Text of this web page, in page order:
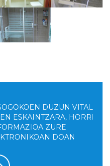
DUZUN VITAL
ESKAINTZARA, HORRI
ZURE
DOAN